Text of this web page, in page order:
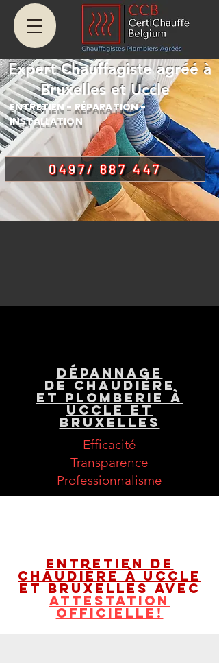
Expert Chauffagiste agréé à
Bruxelles et Uccle
ENTRETIEN - RÉPARATION -
INSTALLATION
0497/ 887 447
Dépannage
de chaudière
et plomberie à
Uccle et
Bruxelles
Efficacité
Transparence
Professionnalisme
Entretien de
chaudière à Uccle
et Bruxelles avec
attestation
officielle!